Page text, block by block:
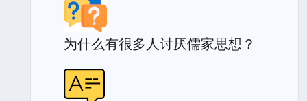
为什么有很多人讨厌儒家思想？